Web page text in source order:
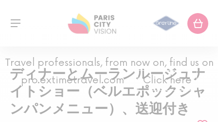
Travel professionals, from now on, find us on
pro.extimetravel.com
Click here
ディナーとムーランルージュナ
イトショー（ベルエポックシャ
ンパンメニュー）、送迎付き